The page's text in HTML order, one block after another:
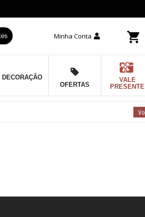
Minha Conta
DECORAÇÃO
OFERTAS
VALE
PRESENTE